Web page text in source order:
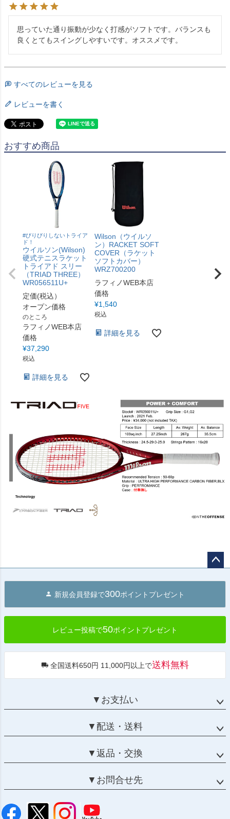
思っていた通り振動が少なく打感がソフトです。バランスも
良くとてもスイングしやすいです。オススメです。
すべてのレビューを見る
レビューを書く
おすすめ商品
#びりびりしないトライア
ド！
ウイルソン(Wilson)
硬式テニスラケット
トライアド スリー
（TRIAD THREE）
WR056511U+
定価(税込）
オープン価格
のところ
ラフィノWEB本店
価格
¥37,290
税込
詳細を見る
Wilson（ウイルソ
ン）RACKET SOFT
COVER（ラケット
ソフトカバー）
WRZ700200
ラフィノWEB本店
価格
¥1,540
税込
詳細を見る
へ
新規会員登録で300ポイントプレゼント
レビュー投稿で50ポイントプレゼント
全国送料650円 11,000円以上で送料無料
▼お支払い
▼配送・送料
▼返品・交換
▼お問合せ先